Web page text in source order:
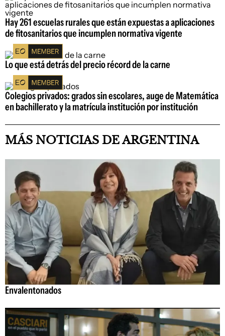
Hay 261 escuelas rurales que están expuestas a aplicaciones
de fitosanitarios que incumplen normativa vigente
Lo que está detrás del precio récord de la carne
Colegios privados: grados sin escolares, auge de Matemática
en bachillerato y la matrícula institución por institución
MÁS NOTICIAS DE ARGENTINA
Envalentonados